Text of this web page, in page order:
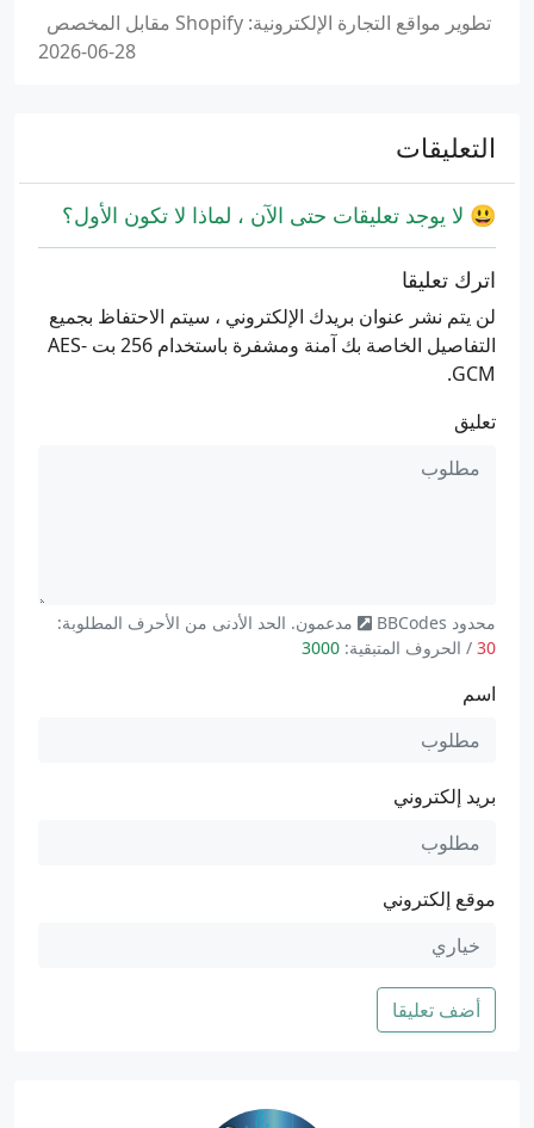
تطوير مواقع التجارة الإلكترونية: Shopify مقابل المخصص
2026-06-28
التعليقات
😃 لا يوجد تعليقات حتى الآن ، لماذا لا تكون الأول؟
اترك تعليقا
لن يتم نشر عنوان بريدك الإلكتروني ، سيتم الاحتفاظ بجميع
التفاصيل الخاصة بك آمنة ومشفرة باستخدام 256 بت AES-
GCM.
تعليق
محدود BBCodes
مدعمون. الحد الأدنى من الأحرف المطلوبة:
30 / الحروف المتبقية: 3000
اسم
بريد إلكتروني
موقع إلكتروني
أضف تعليقا